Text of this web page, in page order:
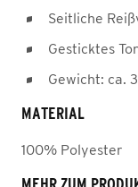
Seitliche
Gesticktes
Gewicht: ca.
MATERIAL
100% Polyester